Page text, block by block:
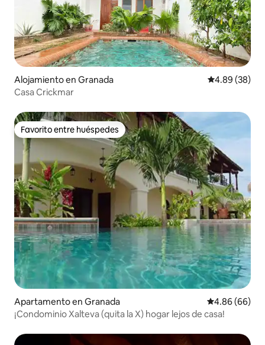
Alojamiento en Granada Calificación
4.89 (38)
Casa Crickmar
Favorito entre huéspedes
Favorito entre huéspedes
Apartamento en Granada Calificación
4.86 (66)
¡Condominio Xalteva (quita la X) hogar lejos de casa!